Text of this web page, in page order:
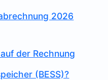
2026
der Rechnung
(BESS)?